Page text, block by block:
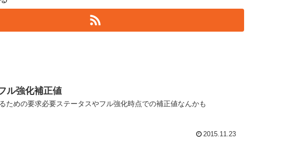
ル強化補正値
めの要求必要ステータスやフル強化時点での補正値なんかも
2015.11.23